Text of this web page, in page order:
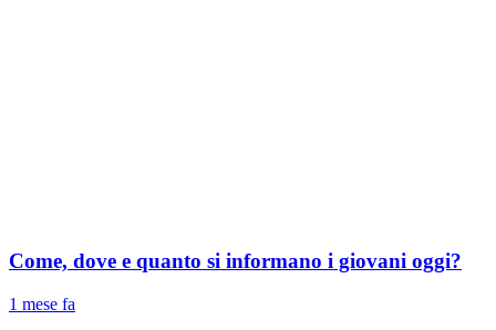
Come, dove e quanto si informano i giovani oggi?
1 mese fa